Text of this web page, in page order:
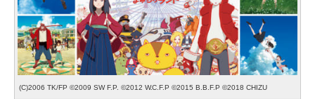
(C)2006 TK/FP ©2009 SW F.P. ©2012 W.C.F.P ©2015 B.B.F.P ©2018 CHIZU